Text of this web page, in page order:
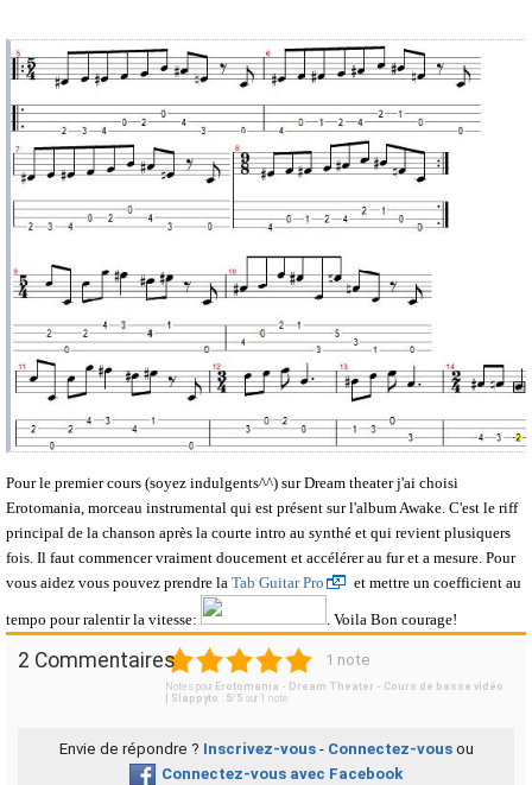
Pour le premier cours (soyez indulgents^^) sur Dream theater j'ai choisi
Erotomania, morceau instrumental qui est présent sur l'album Awake. C'est le riff
principal de la chanson après la courte intro au synthé et qui revient plusiquers
fois. Il faut commencer vraiment doucement et accélérer au fur et a mesure. Pour
vous aidez vous pouvez prendre la Tab Guitar Pro et mettre un coefficient au
tempo pour ralentir la vitesse: . Voila Bon courage!
2 Commentaires
1 2 3 4 5 1 note
Notes pour Erotomania - Dream Theater - Cours de basse vidéo
| Slappyto
5/ 5 sur note
Envie de répondre ? Inscrivez-vous- Connectez-vousou
Connectez-vous avec Facebook